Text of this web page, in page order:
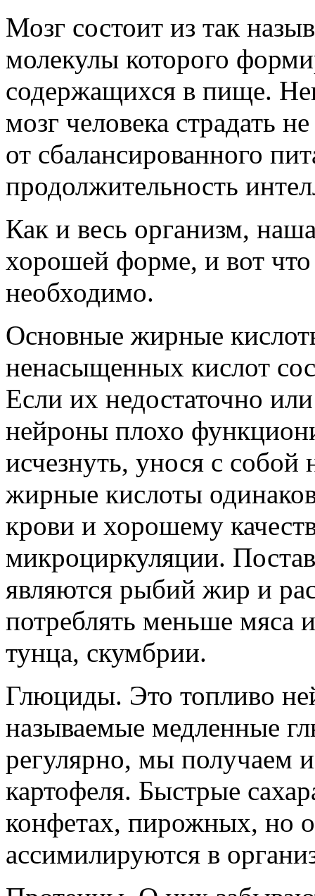
Мозг состоит из так
молекулы которого
содержащихся в пище.
мозг человека страдать
от сбалансированного
продолжительность
Как и весь организм,
хорошей форме, и вот что
необходимо.
Основные жирные
ненасыщенных кислот
Если их недостаточно
нейроны плохо
исчезнуть, унося с
жирные кислоты
крови и хорошему
микроциркуляции.
являются рыбий жир и
потреблять меньше
тунца, скумбрии.
Глюциды. Это топливо
называемые медленные
регулярно, мы получаем
картофеля. Быстрые
конфетах, пирожных, но
ассимилируются в